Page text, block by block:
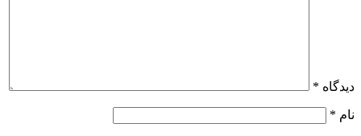
دیدگاه *
نام *